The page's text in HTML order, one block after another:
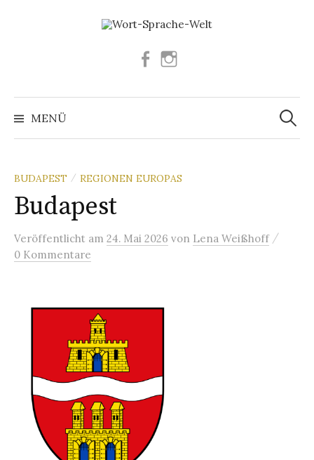
Facebook
MENÜ
Suchen
nach:
BUDAPEST / REGIONEN EUROPAS
Budapest
Veröffentlicht am 24. Mai 2026 von Lena Weißhoff /
0 Kommentare